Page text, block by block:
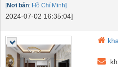
[Nơi bán: Hồ Chí Minh]
2024-07-02 16:35:04]